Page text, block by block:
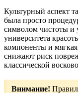
Культурный аспект
была просто
символом чистоты и
университета
компоненты и
снижают риск
классической
Внимание!